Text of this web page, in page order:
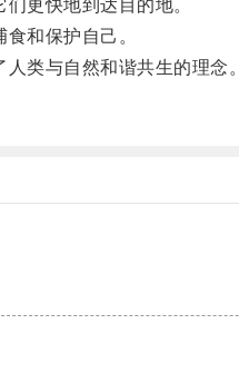
更快地到达目的地。
和保护自己。
类与自然和谐共生的理念。